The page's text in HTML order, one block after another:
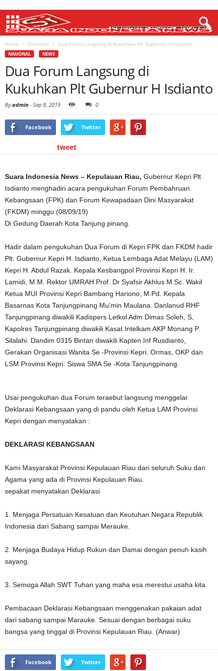
Home Nasional Dua Forum Langsung di Kukuhkan Plt Gubernur H Isdianto
NASIONAL NEWS
Dua Forum Langsung di
Kukuhkan Plt Gubernur H Isdianto
Byadmin - Sep 8, 2019 0
Facebook Twitter
tweet
Suara Indonesia News – Kepulauan Riau, Gubernur Kepri Plt
Isdianto menghadiri acara pengukuhan Forum Pembahruan
Kebangsaan (FPK) dan Forum Kewapadaan Dini Masyarakat
(FKDM) minggu (08/09/19)
Di Gedung Daerah Kota Tanjung pinang.
Hadir dalam pengukuhan Dua Forum di Kepri FPK dan FKDM hadir
Plt. Gubernur Kepri H. Isdianto, Ketua Lembaga Adat Melayu (LAM)
Kepri H. Abdul Razak. Kepala Kesbangpol Provinsi Kepri H. Ir.
Lamidi, M.M. Rektor UMRAH Prof. Dr Syafsir Akhlus M.Sc. Wakil
Ketua MUI Provinsi Kepri Bambang Hariono, M.Pd. Kepala
Basarnas Kota Tanjungpinang Mu’min Maulana. Danlanud RHF
Tanjungpinang diwakili Kadispers Letkol Adm Dimas Soleh, S,
Kapolres Tanjungpinang diwakili Kasat Intelkam AKP Monang P.
Silalahi. Dandim 0315 Bintan diwakili Kapten Inf Rusdianto,
Gerakan Organisasi Wanita Se -Provinsi Kepri. Ormas, OKP dan
LSM Provinsi Kepri. Siswa SMA Se -Kota Tanjungpinang.
Usai pengukuhan dua Forum teraebut langsung menggelar
Deklarasi Kebangsaan yang di pandu oleh Ketua LAM Provinsi
Kepri dengan menyatakan :
DEKLARASI KEBANGSAAN
Kami Masyarakat Provinsi Kepulauan Riau dari seluruh Suku dan
Agama yang ada di Provinsi Kepulauan Riau.
sepakat menyatakan Deklarasi
1. Menjaga Persatuan Kesatuan dan Keutuhan Negara Republik
Indonesia dari Sabang sampai Merauke.
2. Menjaga Budaya Hidup Rukun dan Damai dengan penuh kasih
sayang.
3. Semoga Allah SWT Tuhan yang maha esa merestui usaha kita.
Pembacaan Deklarasi Kebangsaan menggenakan pakaian adat
dari sabang sampai Marauke. Sesuai dengan berbagai suku
bangsa yang tinggal di Provinsi Kepulauan Riau. (Anwar)
Facebook Twitter